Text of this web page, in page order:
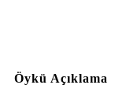
Öykü Açıklama